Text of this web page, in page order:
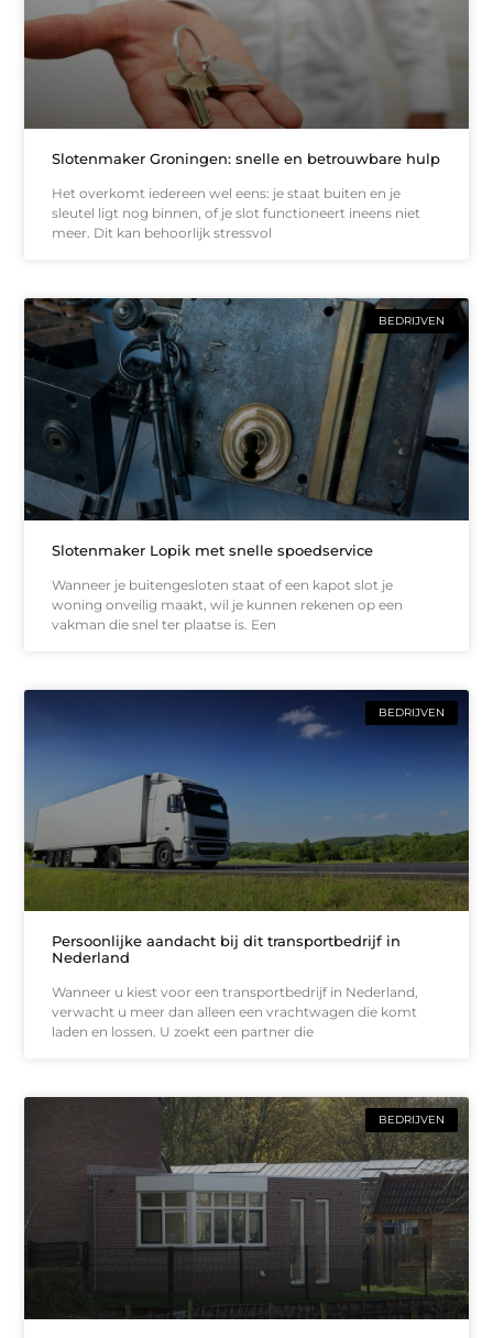
Slotenmaker Groningen: snelle en betrouwbare hulp
Het overkomt iedereen wel eens: je staat buiten en je
sleutel ligt nog binnen, of je slot functioneert ineens niet
meer. Dit kan behoorlijk stressvol
BEDRIJVEN
Slotenmaker Lopik met snelle spoedservice
Wanneer je buitengesloten staat of een kapot slot je
woning onveilig maakt, wil je kunnen rekenen op een
vakman die snel ter plaatse is. Een
BEDRIJVEN
Persoonlijke aandacht bij dit transportbedrijf in
Nederland
Wanneer u kiest voor een transportbedrijf in Nederland,
verwacht u meer dan alleen een vrachtwagen die komt
laden en lossen. U zoekt een partner die
BEDRIJVEN